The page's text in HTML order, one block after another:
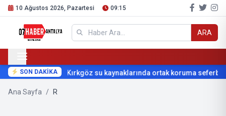
10 Ağustos 2026, Pazartesi 09:15
ARA
SON DAKİKAKırkgöz su kaynaklarında ortak koruma seferberliği
Ana Sayfa / R